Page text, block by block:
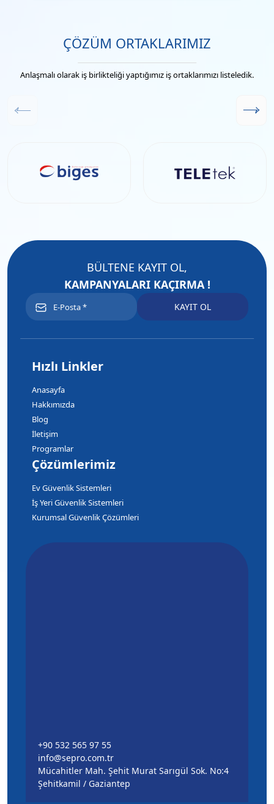
ÇÖZÜM ORTAKLARIMIZ
Anlaşmalı olarak iş birlikteliği yaptığımız iş ortaklarımızı listeledik.
BÜLTENE KAYIT OL,
KAMPANYALARI KAÇIRMA !
Hızlı Linkler
Anasayfa
Hakkımızda
Blog
İletişim
Programlar
Çözümlerimiz
Ev Güvenlik Sistemleri
İş Yeri Güvenlik Sistemleri
Kurumsal Güvenlik Çözümleri
+90 532 565 97 55
info@sepro.com.tr
Mücahitler Mah. Şehit Murat Sarıgül Sok. No:4
Şehitkamil / Gaziantep